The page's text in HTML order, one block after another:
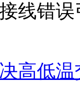
线错
高低